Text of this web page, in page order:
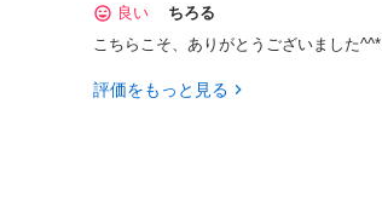
良い
ちろる
こちらこそ、ありがとうございました^^*
評価をもっと見る